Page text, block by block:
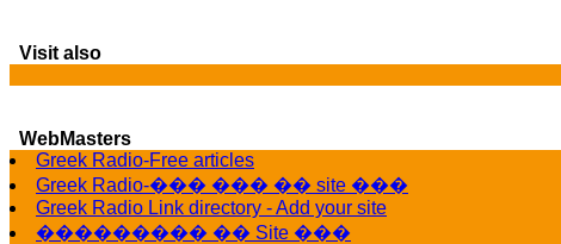
Visit also
WebMasters
Greek Radio-Free articles
Greek Radio-��� ��� �� site ���
Greek Radio Link directory - Add your site
��������� �� Site ���